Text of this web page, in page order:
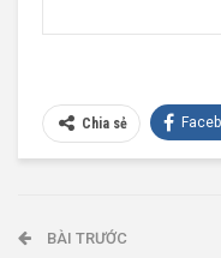
Chia sẻ
BÀI TRƯỚC